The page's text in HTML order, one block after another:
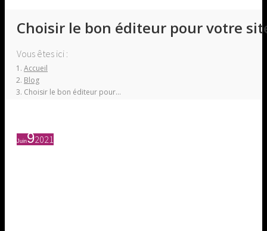
Choisir le bon éditeur pour votre
Vous êtes ici :
Accueil
Blog
Choisir le bon éditeur pour…
Juin92021